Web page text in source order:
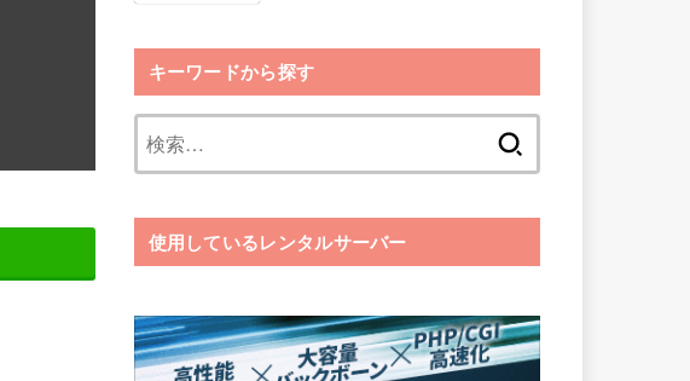
キーワードから探す
使用しているレンタルサーバー